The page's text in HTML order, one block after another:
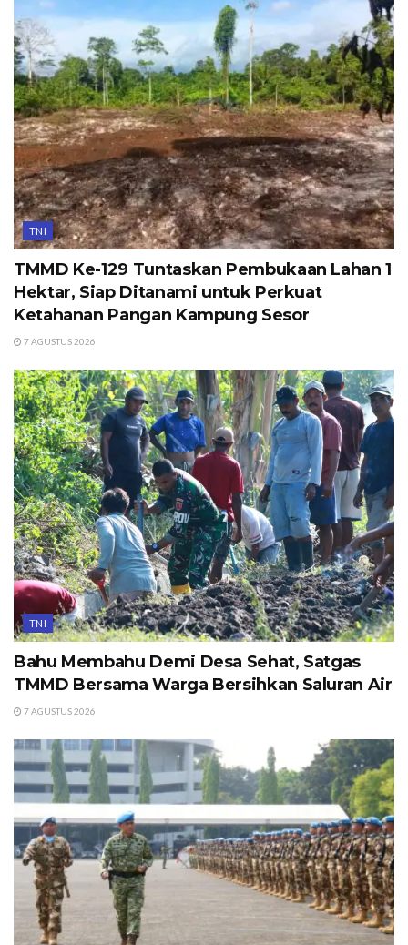
TNI
TMMD Ke-129 Tuntaskan Pembukaan Lahan 1
Hektar, Siap Ditanami untuk Perkuat
Ketahanan Pangan Kampung Sesor
7 AGUSTUS 2026
TNI
Bahu Membahu Demi Desa Sehat, Satgas
TMMD Bersama Warga Bersihkan Saluran Air
7 AGUSTUS 2026